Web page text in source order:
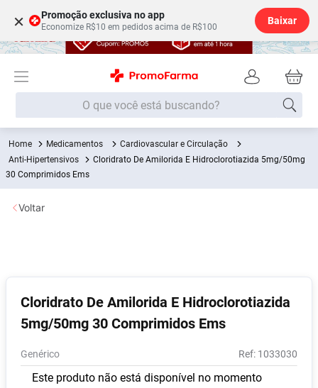
× Promoção exclusiva no app
Economize R$10 em pedidos acima de R$100
Baixar
O que você está buscando?
Medicamentos
Cardiovascular e Circulação
Anti-Hipertensivos
Cloridrato De Amilorida E Hidroclorotiazida 5mg/50mg
30 Comprimidos Ems
Cloridrato De Amilorida E Hidroclorotiazida
5mg/50mg 30 Comprimidos Ems
Genérico : 1033030
Este produto não está disponível no momento
Voltar
Termos mais buscados
1º Fralda
8 Pampers Confort Sec
9º
10º Soro Fisiológico